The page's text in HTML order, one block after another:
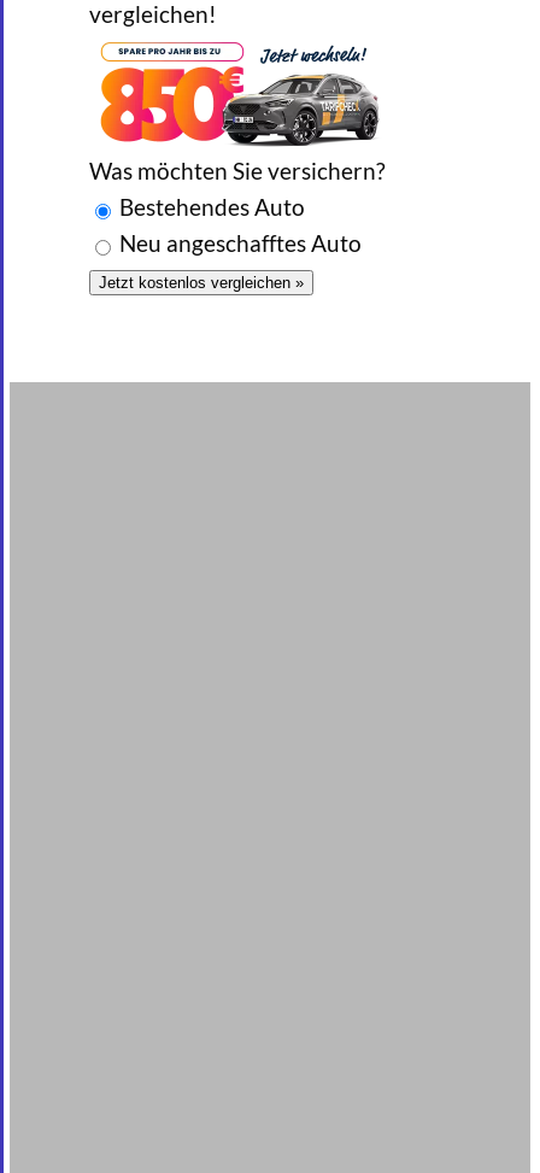
vergleichen!
Was möchten Sie versichern?
Bestehendes Auto
Neu angeschafftes Auto
Jetzt kostenlos vergleichen »